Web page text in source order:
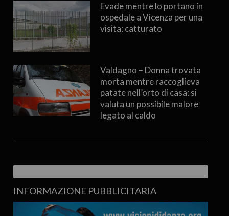
Evade mentre lo portano in
ospedale a Vicenza per una
visita: catturato
Valdagno – Donna trovata
morta mentre raccoglieva
patate nell’orto di casa: si
valuta un possibile malore
legato al caldo
INFORMAZIONE PUBBLICITARIA